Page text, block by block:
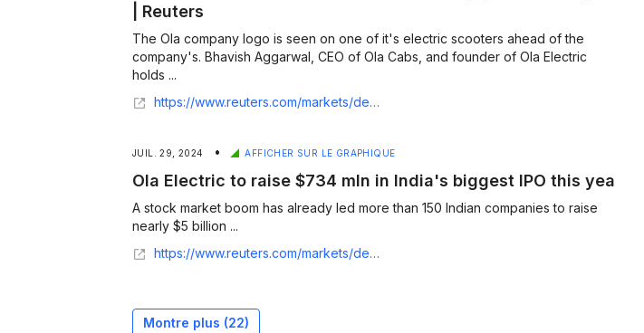
| Reuters
The Ola company logo is seen on one of it's electric scooters ahead of the
company's. Bhavish Aggarwal, CEO of Ola Cabs, and founder of Ola Electric
holds ...
https://www.reuters.com/markets/deals/indias-ola-electric-prices-ipo-72-76-rupees-per-share-2024-07-28/
JUIL. 29, 2024 • AFFICHER SUR LE GRAPHIQUE
Ola Electric to raise $734 mln in India's biggest IPO this year
A stock market boom has already led more than 150 Indian companies to raise
nearly $5 billion ...
https://www.reuters.com/markets/deals/indias-ola-electric-prices-ipo-72-76-rupees-per-share-2024-07-28/
Montre plus (22)